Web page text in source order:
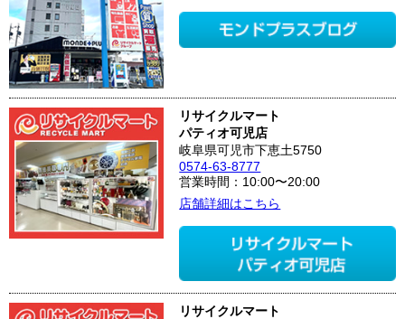
リサイクルマート
パティオ可児店
岐阜県可児市下恵土5750
0574-63-8777
営業時間：10:00〜20:00
店舗詳細はこちら
リサイクルマート